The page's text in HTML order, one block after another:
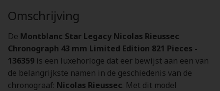
Omschrijving
De Montblanc Star Legacy Nicolas Rieussec
Chronograph 43 mm Limited Edition 821 Pieces -
136359 is een luxehorloge dat eer bewijst aan een van
de belangrijkste namen in de geschiedenis van de
chronograaf: Nicolas Rieussec. Met dit model